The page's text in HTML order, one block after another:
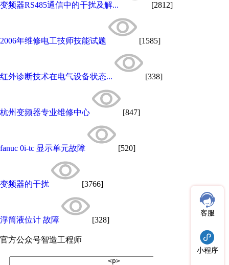
变频器RS485通信中的干扰及解... [2812]
2006年维修电工技师技能试题 [1585]
红外诊断技术在电气设备状态... [338]
杭州变频器专业维修中心 [847]
fanuc 0i-tc 显示单元故障 [520]
变频器的干扰 [3766]
浮筒液位计 故障 [328]
官方公众号智造工程师
客服
小程序